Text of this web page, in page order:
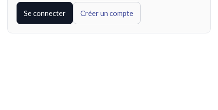
Se connecter Créer un compte